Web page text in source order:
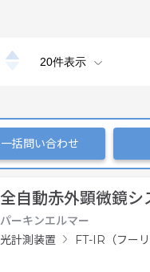
一括問い合わせ
全自動赤外顕微鏡
パーキンエルマー
光計測装置
FT-IR（フー